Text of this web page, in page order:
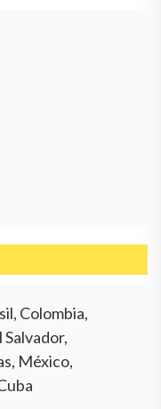
Colombia,
Salvador,
México,